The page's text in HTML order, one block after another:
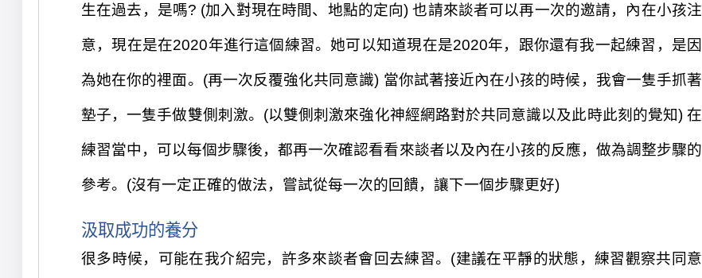
生在過去，是嗎? (加入對現在時間、地點的定向) 也請來談者可以再一次的邀請，內在小孩注
意，現在是在2020年進行這個練習。 她可以知道現在是2020年，跟你還有我一起練習，是因
為她在你的裡面。 (再一次反覆強化共同意識) 當你試著接近內在小孩的時候，我會一隻手抓著
墊子，一隻手做雙側刺激。 (以雙側 刺激來強化神經網路對於共同意識以及此時此刻的覺知) 在
練習當中，可以每個步驟後，都再一次確認看看來談者以及內在小孩的反應，做為調整步驟的
參考。 (沒有一定正確的做法，嘗試從每一次的回饋，讓下一個步驟更好)
汲取成功的養分
很多時候，可能在我介紹完，許多來談者會回去練習。 (建議在平靜的狀態，練習觀察共同意